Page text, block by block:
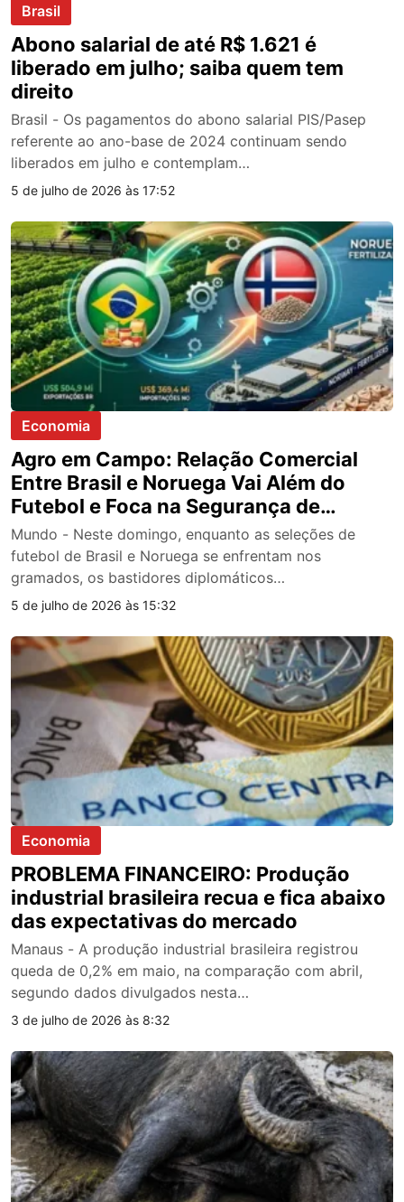
Brasil
Abono salarial de até R$ 1.621 é
liberado em julho; saiba quem tem
direito
Brasil - Os pagamentos do abono salarial PIS/Pasep
referente ao ano-base de 2024 continuam sendo
liberados em julho e contemplam…
5 de julho de 2026 às 17:52
Economia
Agro em Campo: Relação Comercial
Entre Brasil e Noruega Vai Além do
Futebol e Foca na Segurança de
Fertilizantes
Mundo - Neste domingo, enquanto as seleções de
futebol de Brasil e Noruega se enfrentam nos
gramados, os bastidores diplomáticos…
5 de julho de 2026 às 15:32
Economia
PROBLEMA FINANCEIRO: Produção
industrial brasileira recua e fica abaixo
das expectativas do mercado
Manaus - A produção industrial brasileira registrou
queda de 0,2% em maio, na comparação com abril,
segundo dados divulgados nesta…
3 de julho de 2026 às 8:32